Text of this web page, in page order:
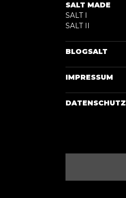
SALT MADE
SALT I
SALT II
BLOGSALT
IMPRESSUM
DATENSCHUTZ